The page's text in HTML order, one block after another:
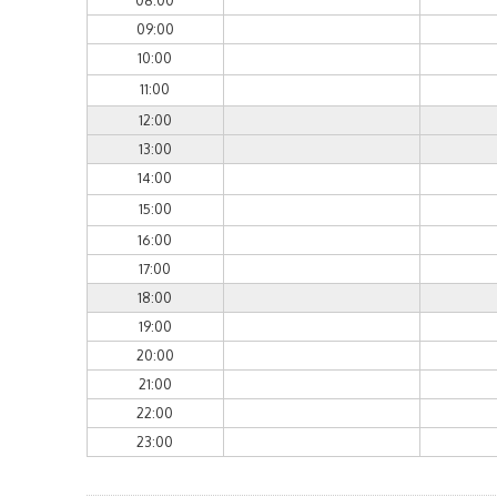
09:00
10:00
11:00
12:00
13:00
14:00
15:00
16:00
17:00
18:00
19:00
20:00
21:00
22:00
23:00